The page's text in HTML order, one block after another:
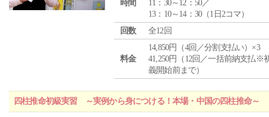
時間
11：30～12：50／
13：10～14：30（1日2コマ）
回数
全12回
料金
14,850円（4回／分割支払い）×3
41,250円（12回／一括前納支払※
義開始前まで）
四柱推命初級実習 ～実例から身につける！本場・中国の四柱推命～